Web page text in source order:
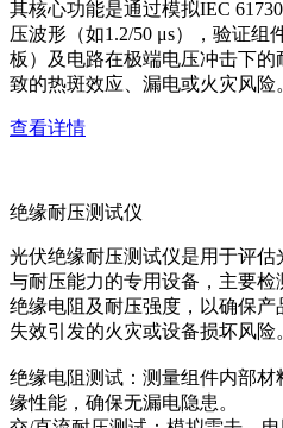
其核心功能是通过模拟IEC
压波形（如1.2/50 μs），验证
板）及电路在极端电压冲击下
致的热斑效应、漏电或火灾风险
查看详情
绝缘耐压测试仪
光伏绝缘耐压测试仪是用于评
与耐压能力的专用设备，主要检
绝缘电阻及耐压强度，以确保
失效引发的火灾或设备损坏风险
绝缘电阻测试：测量组件内部
缘性能，确保无漏电隐患。